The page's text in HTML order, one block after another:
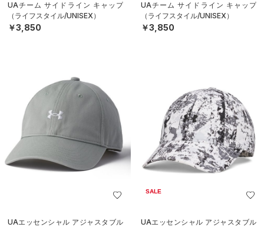
UAチーム サイドライン キャップ
（ライフスタイル/UNISEX）
￥3,850
UAチーム サイドライン キャップ
（ライフスタイル/UNISEX）
￥3,850
UAエッセンシャル アジャスタブル
SALE
UAエッセンシャル アジャスタブル